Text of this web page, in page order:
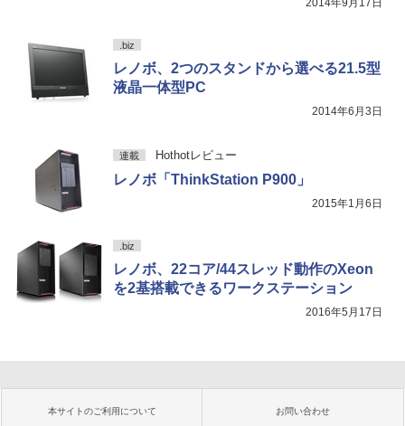
2014年9月17日
.biz
レノボ、2つのスタンドから選べる21.5型
液晶一体型PC
2014年6月3日
連載 Hothotレビュー
レノボ「ThinkStation P900」
2015年1月6日
.biz
レノボ、22コア/44スレッド動作のXeon
を2基搭載できるワークステーション
2016年5月17日
本サイトのご利用について お問い合わせ